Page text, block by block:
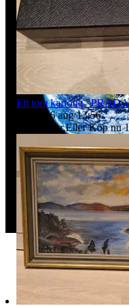
Ett tom kartong
16 aug 13:56.
150 kr,Eller Köp nu